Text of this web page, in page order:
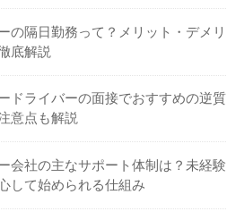
の隔日勤務って？メリット・デメリ
底解説
ドライバーの面接でおすすめの逆質
意点も解説
会社の主なサポート体制は？未経験
して始められる仕組み